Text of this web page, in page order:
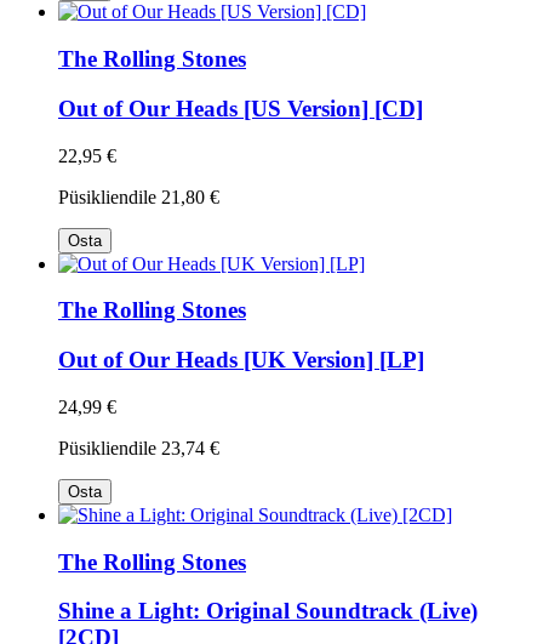
The Rolling Stones
Out of Our Heads [US Version] [CD]
22,95 €
Püsikliendile 21,80 €
Osta
The Rolling Stones
Out of Our Heads [UK Version] [LP]
24,99 €
Püsikliendile 23,74 €
Osta
The Rolling Stones
Shine a Light: Original Soundtrack (Live)
[2CD]